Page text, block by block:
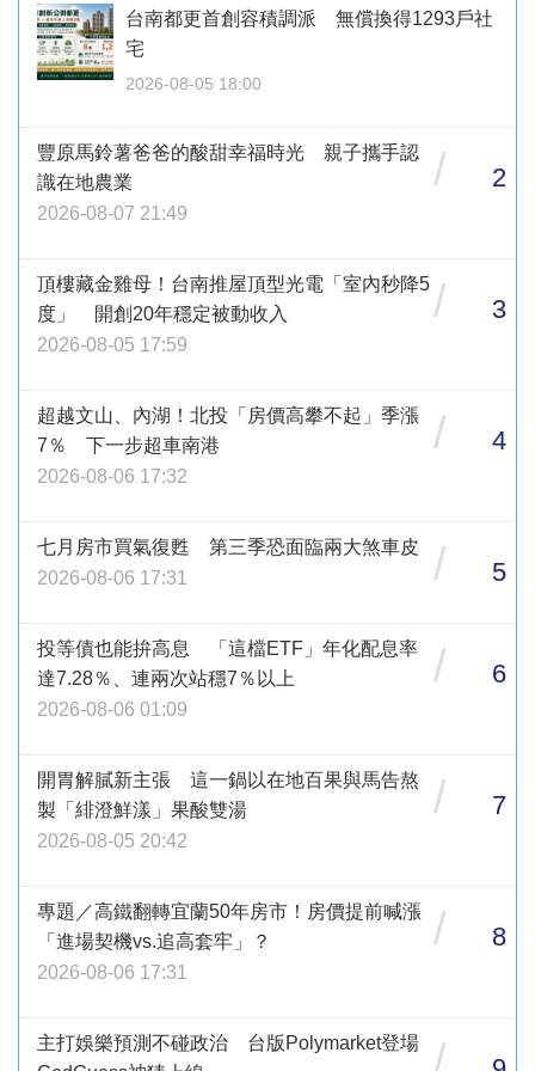
台南都更首創容積調派 無償換得1293戶社
宅
2026-08-05 18:00
豐原馬鈴薯爸爸的酸甜幸福時光 親子攜手認
識在地農業
2026-08-07 21:49
/ 2
頂樓藏金雞母！台南推屋頂型光電「室內秒降5
度」 開創20年穩定被動收入
2026-08-05 17:59
/ 3
超越文山、內湖！北投「房價高攀不起」季漲
7％ 下一步超車南港
2026-08-06 17:32
/ 4
七月房市買氣復甦 第三季恐面臨兩大煞車皮
2026-08-06 17:31
/ 5
投等債也能拚高息 「這檔ETF」年化配息率
達7.28％、連兩次站穩7％以上
2026-08-06 01:09
/ 6
開胃解膩新主張 這一鍋以在地百果與馬告熬
製「緋澄鮮漾」果酸雙湯
2026-08-05 20:42
/ 7
專題／高鐵翻轉宜蘭50年房市！房價提前喊漲
「進場契機vs.追高套牢」？
2026-08-06 17:31
/ 8
主打娛樂預測不碰政治 台版Polymarket登場
/